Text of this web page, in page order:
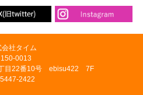
会社タイム
0013
丁目22番10号 ebisu422 7F
2422